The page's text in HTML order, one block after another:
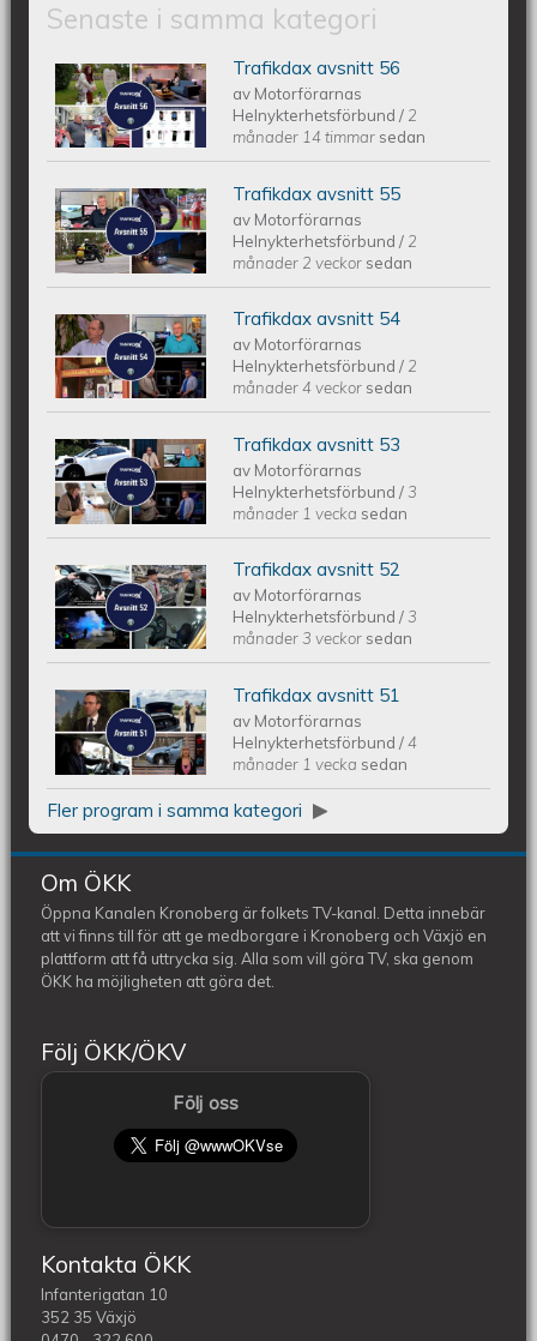
Senaste i samma kategori
Trafikdax - Avsnitt 56
Trafikdax avsnitt 56
av Motorförarnas
Helnykterhetsförbund/ 2
månader 14 timmar sedan
Trafikdax - Avsnitt 55
Trafikdax avsnitt 55
av Motorförarnas
Helnykterhetsförbund/ 2
månader 2 veckor sedan
Trafikdax avsnitt 54
Trafikdax avsnitt 54
av Motorförarnas
Helnykterhetsförbund/ 2
månader 4 veckor sedan
Trafikdax - Avsnitt 53
Trafikdax avsnitt 53
av Motorförarnas
Helnykterhetsförbund/3
månader 1 vecka sedan
Trafikdax - Avsnitt 52
Trafikdax avsnitt 52
av Motorförarnas
Helnykterhetsförbund/3
månader 3 veckor sedan
Trafikdax - Avsnitt 51
Trafikdax avsnitt 51
av Motorförarnas
Helnykterhetsförbund/4
månader 1 vecka sedan
Fler program i samma kategori
Om ÖKK
Öppna Kanalen Kronoberg är folkets TV-kanal. Detta innebär
att vi finns till för att ge medborgare i Kronoberg och Växjö en
plattform att få uttrycka sig. Alla som vill göra TV, ska genom
ÖKK ha möjligheten att göra det.
Följ ÖKK/ÖKV
Följ oss
Kontakta ÖKK
Infanterigatan 10
352 35 Växjö